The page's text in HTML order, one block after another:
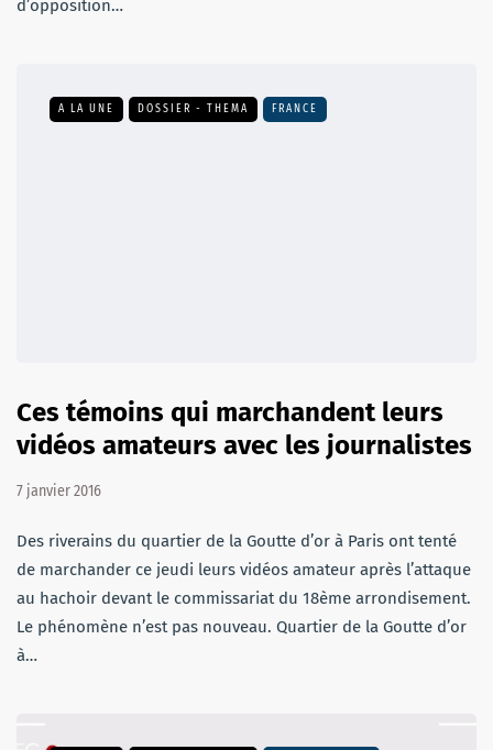
d’opposition…
A LA UNE DOSSIER - THEMA FRANCE
Ces témoins qui marchandent leurs
vidéos amateurs avec les journalistes
7 janvier 2016
Des riverains du quartier de la Goutte d’or à Paris ont tenté
de marchander ce jeudi leurs vidéos amateur après l’attaque
au hachoir devant le commissariat du 18ème arrondisement.
Le phénomène n’est pas nouveau. Quartier de la Goutte d’or
à…